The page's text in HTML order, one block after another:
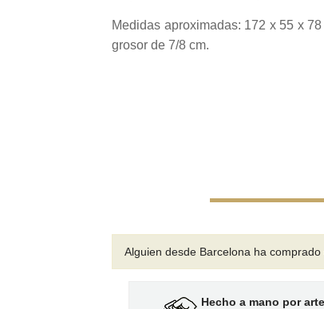
Medidas aproximadas: 172 x 55 x
grosor de 7/8 cm.
Alguien desde Barcelona ha comprado
Hecho a mano por